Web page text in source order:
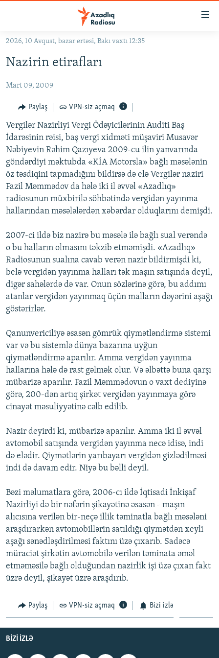
Əsas
qayıt
naviqasiyaya
Axtarışa
keç
KORRUPSIOMETR
#ƏSLINDƏ
FƏRQƏ BAX
QANUNI DOĞRU
ARAŞDIRMA
MULTIMEDIA
FOTOQALEREYA
KARIKATURA
RADIO ARXIV
OXU ZALI
İSLAM VƏ DEMOKRATIYA
İZ - MƏDƏNIYYƏT PROQRAMI
HAQQIMIZDA
PEŞƏ ETIKASI VƏ JURNALISTIKA STANDARTLARIMIZ
MATERIALLARIMIZDAN ISTIFADƏ
AZADLIQRADIOSU MOBIL TELEFONUNUZDA
BIZIMLƏ ƏLAQƏ
BIZI IZLƏ
RFE/RL-in bütün saytları
2026, 10 Avqust, bazar ertəsi, Bakı vaxtı 12:35
Nazirin etirafları
Mart 09, 2009
Paylaş VPN-siz açmaq
Vergilər Nazirliyi Vergi Ödəyicilərinin Auditi Baş
İdarəsinin rəisi, baş vergi xidməti müşaviri Musavər
Nəbiyevin Rəhim Qazıyeva 2009-cu ilin yanvarında
göndərdiyi məktubda «KİA Motorsla» bağlı məsələnin
öz təsdiqini tapmadığını bildirsə də elə Vergilər naziri
Fazil Məmmədov da hələ iki il əvvəl «Azadlıq»
radiosunun müxbirilə söhbətində vergidən yayınma
hallarından məsələlərdən xəbərdar olduqlarını demişdi.
2007-ci ildə biz nazirə bu məsələ ilə bağlı sual verəndə
o bu halların olmasını təkzib etməmişdi. «Azadlıq»
Radiosunun sualına cavab verən nazir bildirmişdi ki,
belə vergidən yayınma halları tək maşın satışında deyil,
digər sahələrdə də var. Onun sözlərinə görə, bu addımı
atanlar vergidən yayınmaq üçün malların dəyərini aşağı
göstərirlər.
Qanunvericiliyə əsasən gömrük qiymətləndirmə sistemi
var və bu sistemlə dünya bazarına uyğun
qiymətləndirmə aparılır. Amma vergidən yayınma
hallarına hələ də rast gəlmək olur. Və əlbəttə buna qarşı
mübarizə aparılır. Fazil Məmmədovun o vaxt dediyinə
görə, 200-dən artıq şirkət vergidən yayınmaya görə
cinayət məsuliyyətinə cəlb edilib.
Nazir deyirdi ki, mübarizə aparılır. Amma iki il əvvəl
avtomobil satışında vergidən yayınma necə idisə, indi
də elədir. Qiymətlərin yarıbayarı vergidən gizlədilməsi
indi də davam edir. Niyə bu bəlli deyil.
Bəzi məlumatlara görə, 2006-cı ildə İqtisadi İnkişaf
Nazirliyi də bir nəfərin şikayətinə əsasən - maşın
alıcısına verilən bir-neçə illik təminatla bağlı məsələni
araşdırarkən avtomobillərin satıldığı qiymətdən xeyli
aşağı sənədləşdirilməsi faktını üzə çıxarıb. Sadəcə
müraciət şirkətin avtomobilə verilən təminata əməl
etməməsilə bağlı olduğundan nazirlik işi üzə çıxan fakt
üzrə deyil, şikayət üzrə araşdırıb.
Paylaş VPN-siz açmaq Bizi izlə
BIZI IZLƏ